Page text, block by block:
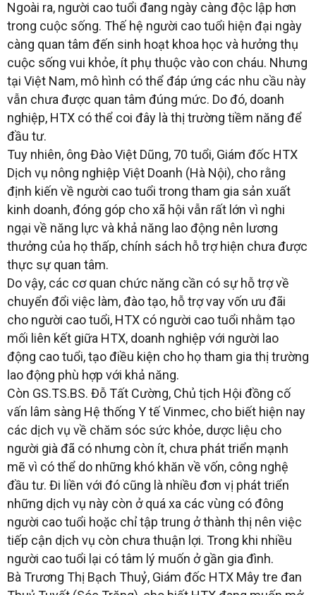
Ngoài ra, người cao tuổi đang ngày càng độc lập hơn
trong cuộc sống. Thế hệ người cao tuổi hiện đại ngày
càng quan tâm đến sinh hoạt khoa học và hưởng thụ
cuộc sống vui khỏe, ít phụ thuộc vào con cháu. Nhưng
tại Việt Nam, mô hình có thể đáp ứng các nhu cầu này
vẫn chưa được quan tâm đúng mức. Do đó, doanh
nghiệp, HTX có thể coi đây là thị trường tiềm năng để
đầu tư.
Tuy nhiên, ông Đào Việt Dũng, 70 tuổi, Giám đốc HTX
Dịch vụ nông nghiệp Việt Doanh (Hà Nội), cho rằng
định kiến về người cao tuổi trong tham gia sản xuất
kinh doanh, đóng góp cho xã hội vẫn rất lớn vì nghi
ngại về năng lực và khả năng lao động nên lương
thưởng của họ thấp, chính sách hỗ trợ hiện chưa được
thực sự quan tâm.
Do vậy, các cơ quan chức năng cần có sự hỗ trợ về
chuyển đổi việc làm, đào tạo, hỗ trợ vay vốn ưu đãi
cho người cao tuổi, HTX có người cao tuổi nhằm tạo
mối liên kết giữa HTX, doanh nghiệp với người lao
động cao tuổi, tạo điều kiện cho họ tham gia thị trường
lao động phù hợp với khả năng.
Còn GS.TS.BS. Đỗ Tất Cường, Chủ tịch Hội đồng cố
vấn lâm sàng Hệ thống Y tế Vinmec, cho biết hiện nay
các dịch vụ về chăm sóc sức khỏe, dược liệu cho
người già đã có nhưng còn ít, chưa phát triển mạnh
mẽ vì có thể do những khó khăn về vốn, công nghệ
đầu tư. Đi liền với đó cũng là nhiều đơn vị phát triển
những dịch vụ này còn ở quá xa các vùng có đông
người cao tuổi hoặc chỉ tập trung ở thành thị nên việc
tiếp cận dịch vụ còn chưa thuận lợi. Trong khi nhiều
người cao tuổi lại có tâm lý muốn ở gần gia đình.
Bà Trương Thị Bạch Thuỷ, Giám đốc HTX Mây tre đan